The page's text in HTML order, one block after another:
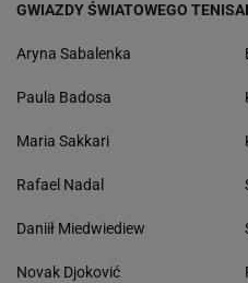
GWIAZDY ŚWIATOWEGO TENISA
Aryna Sabalenka
Paula Badosa
Maria Sakkari
Rafael Nadal
Daniił Miedwiediew
Novak Djoković